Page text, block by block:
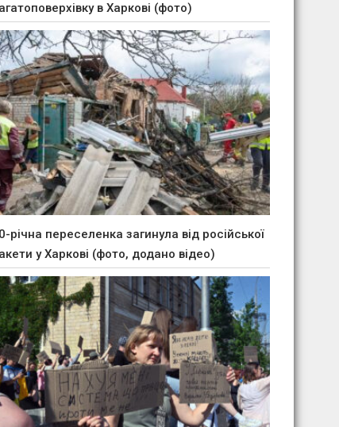
в Харкові (фото)
річна переселенка загинула від російської
у Харкові (фото, додано відео)